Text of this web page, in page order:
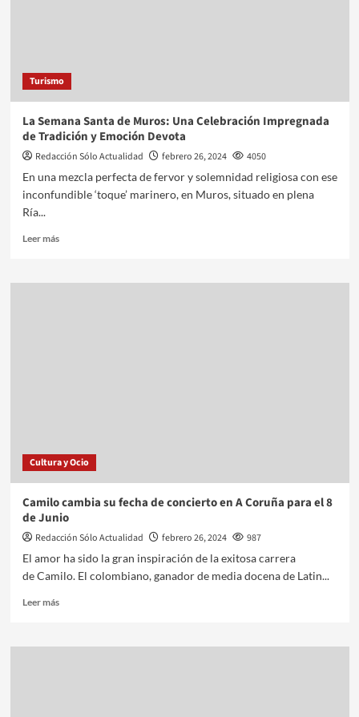
Turismo
La Semana Santa de Muros: Una Celebración Impregnada
de Tradición y Emoción Devota
Redacción Sólo Actualidad febrero 26, 2024
4050
En una mezcla perfecta de fervor y solemnidad religiosa con ese
inconfundible ‘toque’ marinero, en Muros, situado en plena
Ría...
Leer más
Cultura y Ocio
Camilo cambia su fecha de concierto en A Coruña para el 8
de Junio
Redacción Sólo Actualidad febrero 26, 2024
987
El amor ha sido la gran inspiración de la exitosa carrera
de Camilo. El colombiano, ganador de media docena de Latin...
Leer más